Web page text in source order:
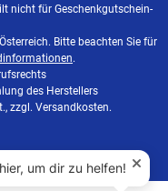
nicht für Geschenkgutschein-
Bitte beachten Sie für
.
des Herstellers
zzgl. Versandkosten.